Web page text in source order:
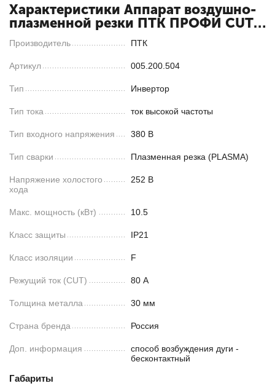
Характеристики Аппарат воздушно-
плазменной резки ПТК ПРОФИ CUT
80 (12 кВт)
Производитель ПТК
Артикул 005.200.504
Тип Инвертор
Тип тока ток высокой частоты
Тип входного напряжения 380 В
Тип сварки Плазменная резка (PLASMA)
Напряжение холостого
хода
252 В
Макс. мощность (кВт) 10.5
Класс защиты IP21
Класс изоляции F
Режущий ток (CUT) 80 А
Толщина металла 30 мм
Страна бренда Россия
Доп. информация
способ возбуждения дуги -
бесконтактный
Габариты